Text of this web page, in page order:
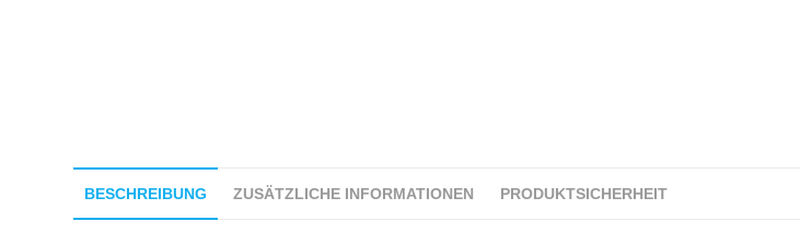
BESCHREIBUNG ZUSÄTZLICHE INFORMATIONEN PRODUKTSICHERHEIT